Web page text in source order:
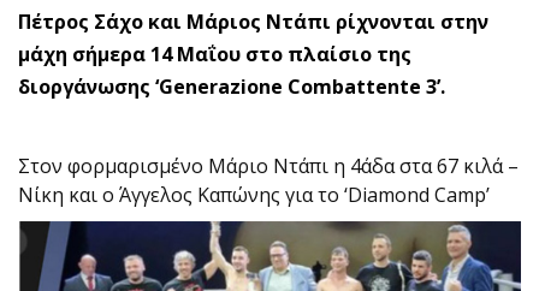
Πέτρος Σάχο και Μάριος Ντάπι ρίχνονται στην
μάχη σήμερα 14 Μαΐου στο πλαίσιο της
διοργάνωσης ‘Generazione Combattente 3’.
Στον φορμαρισμένο Μάριο Ντάπι η 4άδα στα 67 κιλά –
Νίκη και ο Άγγελος Καπώνης για το ‘Diamond Camp’